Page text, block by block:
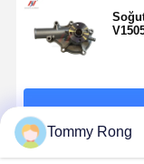
Tommy Rong